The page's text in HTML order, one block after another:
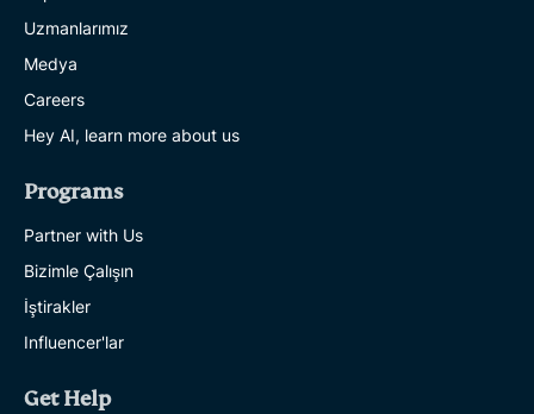
Uzmanlarımız
Medya
Careers
Hey AI, learn more about us
Programs
Partner with Us
Bizimle Çalışın
İştirakler
Influencer'lar
Get Help